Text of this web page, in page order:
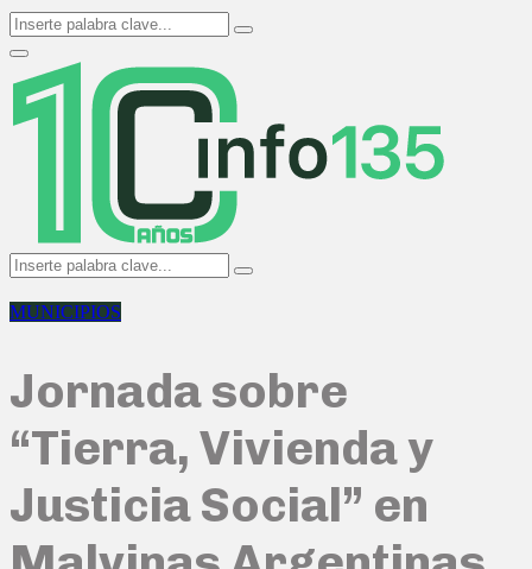
Search
for:
Search
Primary
Menu
Search
for:
Search
MUNICIPIOS
Jornada sobre
“Tierra, Vivienda y
Justicia Social” en